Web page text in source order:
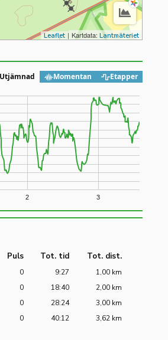
Leaflet | Kartdata: Lantmäteriet
Utjämnad Momentan Etapper
2 3
Puls Tot. tid Tot. dist.
0 9:27
1,00 km
0 18:40
2,00 km
0 28:24
3,00 km
0 40:12 3,62 km